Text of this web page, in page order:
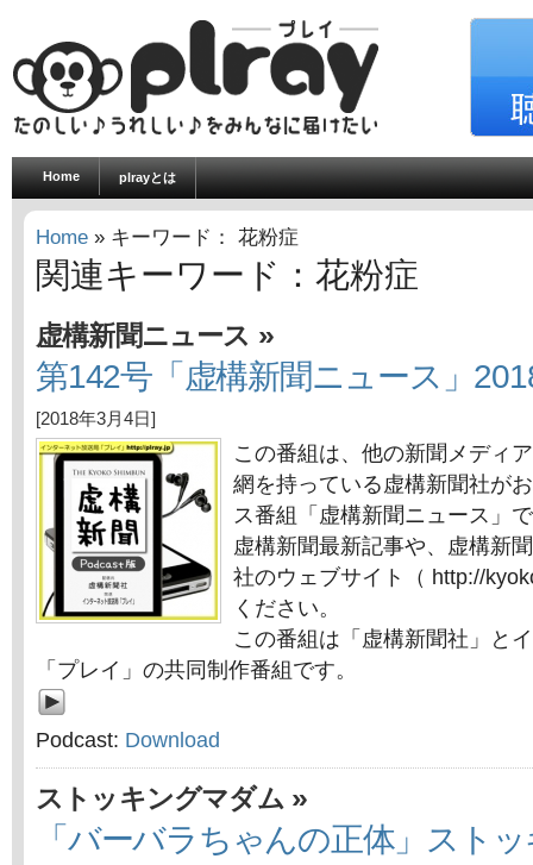
Home plrayとは
Home » キーワード： 花粉症
関連キーワード：花粉症
虚構新聞ニュース »
第142号「虚構新聞ニュース」
[2018年3月4日]
この番組は、他の新聞メディ
網を持っている虚構新聞社が
ス番組「虚構新聞ニュース」
虚構新聞最新記事や、虚構新
社のウェブサイト（ http://
ください。
この番組は「虚構新聞社」と
「プレイ」の共同制作番組です。
Podcast: Download
ストッキングマダム »
「バーバラちゃんの正体」スト